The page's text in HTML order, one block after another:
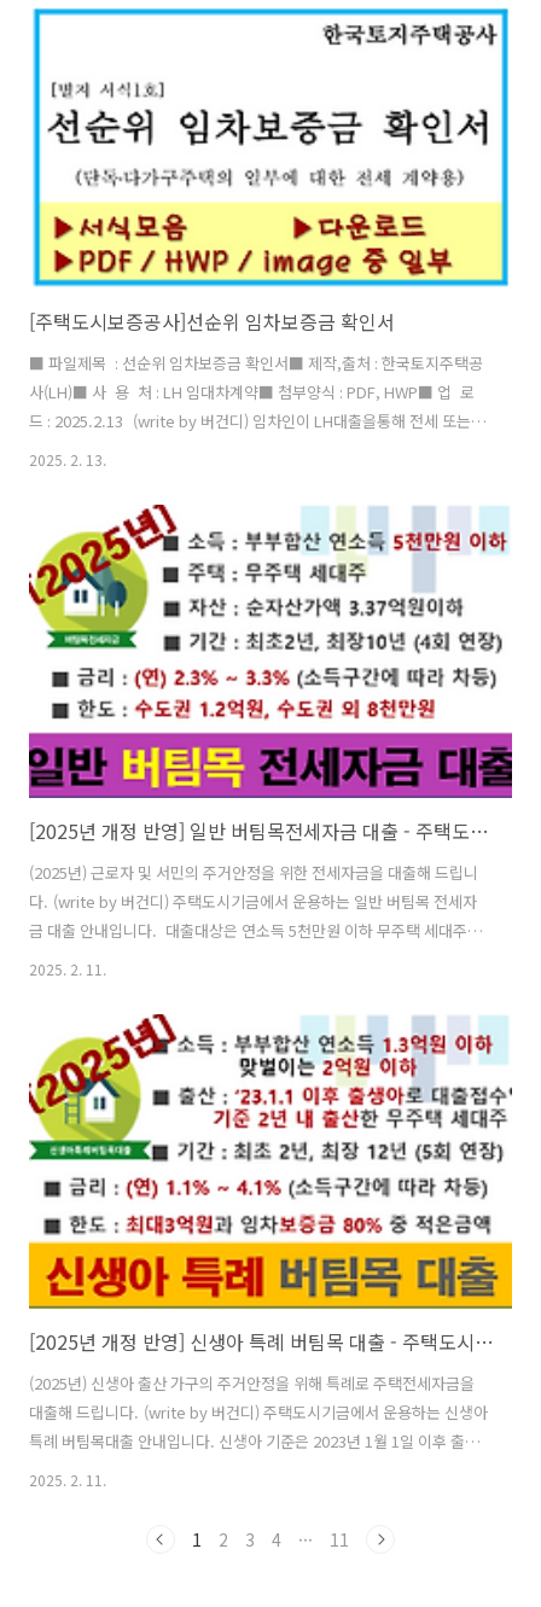
식으로 지정하고 임대인이 민간임대주택사업자인 경우에는 반드시 표준
부 => 위 파일을 다운로드 하지 마시고 아래 링크에서 개정된 파일을 다
운로드 받아 사용하세요. ■ 함께 보면 좋은 글..
[주택도시보증공사]선순위 임차보증금 확인서
■ 파일제목 : 선순위 임차보증금 확인서■ 제작,출처 : 한국토지주택공
사(LH)■ 사 용 처 : LH 임대차계약■ 첨부양식 : PDF, HWP■ 업 로
드 : 2025.2.13 (write by 버건디) 임차인이 LH대출을통해 전세 또는
공됩니다. 선순위 임차보증금 확인서는 공인중개사가 임대인에게 문의
하여 작성하며, LH계약을 대행하는 법무사에게 제출합니다. ■ 작성
방법▶임대인에게 임대차 계약서 열람 요청을 하거나, 확정일자 부여현
황, 전입세대확인서 등을 참고하여 작성 함.▶임대인의 서명 또는 날인
은 임대차계약서와 동일해야 함. ■ 서식 이미지..
2025. 2. 13.
[2025년 개정 반영] 일반 버팀목전세자금 대출 - 주택도시기금
(2025년) 근로자 및 서민의 주거안정을 위한 전세자금을 대출해 드립니
다. (write by 버건디) 주택도시기금에서 운용하는 일반 버팀목 전세자
금 대출 안내입니다. 대출대상은 연소득 5천만원 이하 무주택 세대주이
며, 대출한도는 수도권 1.2억원, 비수도권은 8천만원까지로 임차보증금
구간에 따라 연 2.3% ~ 3.3%입니다. 주택도시기금의 전세자금 대
출심사는 아래 2가지로 진행되며, 2가지 모두 대출조건을 충족해야 대
출이 실행됩니다. ①개인자격 심사대출자인 임차인의 나이, 소득, 자산
등을 심사합니다. ②부동산 조건 심사목적물 부동산의 용도, 면적, 위반
건축물 등 이사 가려는 집의 대출 적합성을 심사합니다. 각각의 대출..
2025. 2. 11.
[2025년 개정 반영] 신생아 특례 버팀목 대출 - 주택도시기금
(2025년) 신생아 출산 가구의 주거안정을 위해 특례로 주택전세자금을
대출해 드립니다. (write by 버건디) 주택도시기금에서 운용하는 신생아
특례 버팀목대출 안내입니다. 신생아 기준은 2023년 1월 1일 이후 출생
2025. 2. 11.
1 2 3 4 ··· 11